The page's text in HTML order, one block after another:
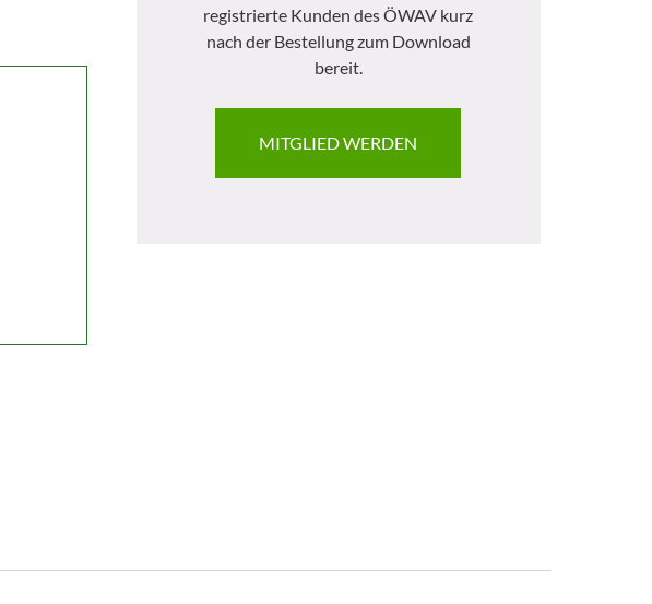
registrierte Kunden des ÖWAV kurz
nach der Bestellung zum Download
bereit.
MITGLIED WERDEN